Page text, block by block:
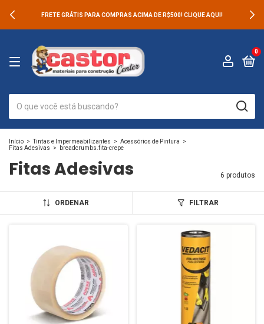
FRETE GRÁTIS PARA COMPRAS ACIMA DE R$500! CLIQUE AQUI!
0
Início > Tintas e Impermeabilizantes > Acessórios de Pintura
>
Fitas Adesivas
> breadcrumbs.fita-crepe
Fitas Adesivas 6 produtos
ORDENAR FILTRAR